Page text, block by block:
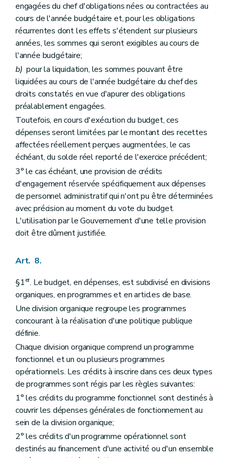
engagées du chef d'obligations nées ou contractées au
cours de l'année budgétaire et, pour les obligations
récurrentes dont les effets s'étendent sur plusieurs
années, les sommes qui seront exigibles au cours de
l'année budgétaire;
b) pour la liquidation, les sommes pouvant être
liquidées au cours de l'année budgétaire du chef des
droits constatés en vue d'apurer des obligations
préalablement engagées.
Toutefois, en cours d'exécution du budget, ces
dépenses seront limitées par le montant des recettes
affectées réellement perçues augmentées, le cas
échéant, du solde réel reporté de l'exercice précédent;
3° le cas échéant, une provision de crédits
d'engagement réservée spécifiquement aux dépenses
de personnel administratif qui n'ont pu être déterminées
avec précision au moment du vote du budget.
L'utilisation par le Gouvernement d'une telle provision
doit être dûment justifiée.
Art. 8.
§1er. Le budget, en dépenses, est subdivisé en divisions
organiques, en programmes et en articles de base.
Une division organique regroupe les programmes
concourant à la réalisation d'une politique publique
définie.
Chaque division organique comprend un programme
fonctionnel et un ou plusieurs programmes
opérationnels. Les crédits à inscrire dans ces deux types
de programmes sont régis par les règles suivantes:
1° les crédits du programme fonctionnel sont destinés à
couvrir les dépenses générales de fonctionnement au
sein de la division organique;
2° les crédits d'un programme opérationnel sont
destinés au financement d'une activité ou d'un ensemble